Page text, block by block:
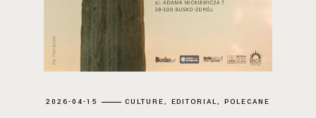
2026-04-15 CULTURE EDITORIAL POLECANE